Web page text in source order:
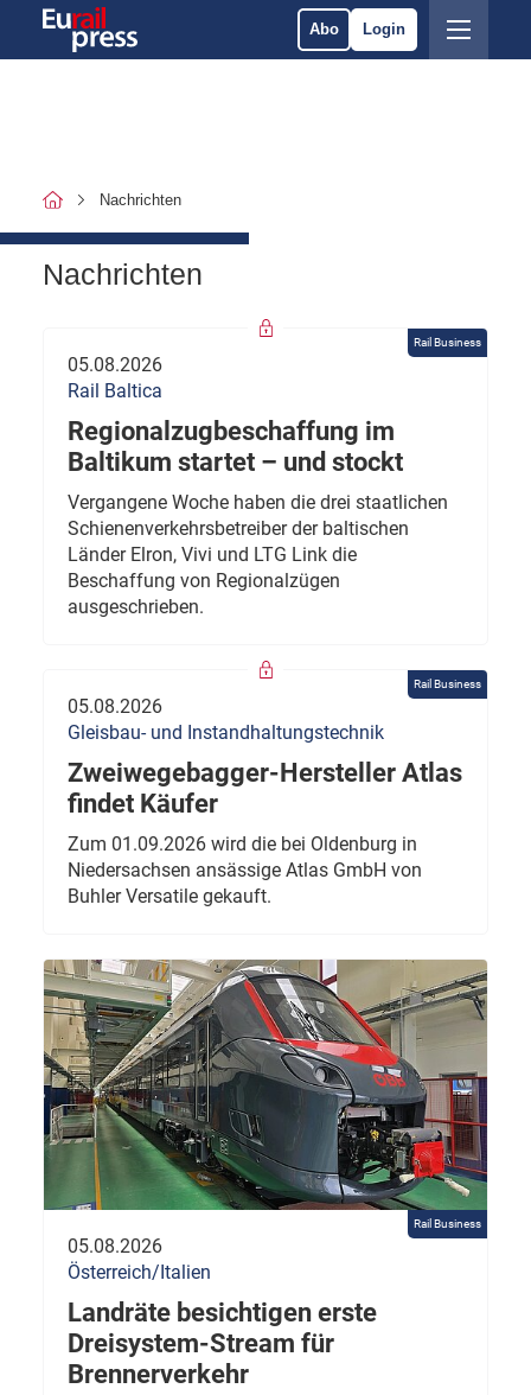
Abo Login
Nachrichten
Nachrichten
Rail Business
05.08.2026
Rail Baltica
Regionalzugbeschaffung im
Baltikum startet – und stockt
Vergangene Woche haben die drei staatlichen
Schienenverkehrsbetreiber der baltischen
Länder Elron, Vivi und LTG Link die
Beschaffung von Regionalzügen
ausgeschrieben.
Rail Business
05.08.2026
Gleisbau- und Instandhaltungstechnik
Zweiwegebagger-Hersteller Atlas
findet Käufer
Zum 01.09.2026 wird die bei Oldenburg in
Niedersachsen ansässige Atlas GmbH von
Buhler Versatile gekauft.
Rail Business
05.08.2026
Österreich/Italien
Landräte besichtigen erste
Dreisystem-Stream für
Brennerverkehr